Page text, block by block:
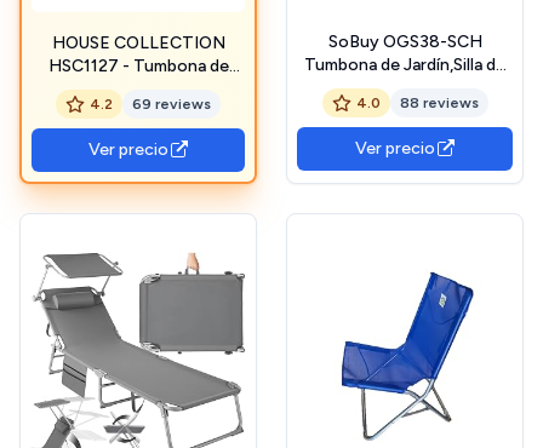
HOUSE COLLECTION
HSC1127 - Tumbona de
Hierro
4.2 69 reviews
Ver precio
SoBuy OGS38-SCH
Tumbona de Jardín,Silla de
terraza, Estructura de
Hierro, Malla Transpirable
Teslin,ES
4.0 88 reviews
Ver precio